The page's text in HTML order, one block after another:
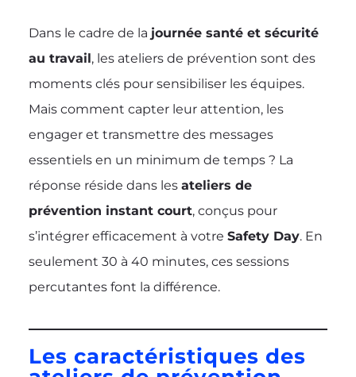
Dans le cadre de la journée santé et sécurité
au travail, les ateliers de prévention sont des
moments clés pour sensibiliser les équipes.
Mais comment capter leur attention, les
engager et transmettre des messages
essentiels en un minimum de temps ? La
réponse réside dans les ateliers de
prévention instant court, conçus pour
s’intégrer efficacement à votre Safety Day. En
seulement 30 à 40 minutes, ces sessions
percutantes font la différence.
Les caractéristiques des